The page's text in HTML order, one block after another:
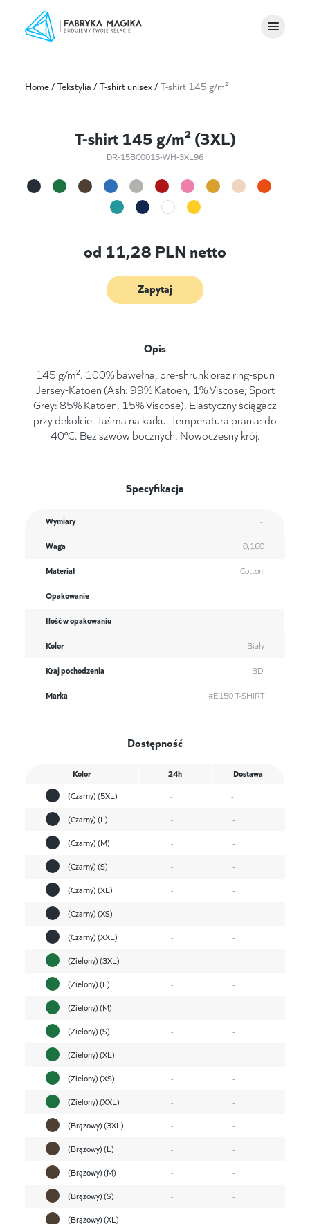
Home/Tekstylia /T-shirt unisex/T-shirt 145 g/m²
T-shirt 145 g/m² (3XL)
DR-15BC0015-WH-3XL96
od 11,28 PLN netto
Zapytaj
Opis
145 g/m². 100% bawełna, pre-shrunk oraz ring-spun
Jersey-Katoen (Ash: 99% Katoen, 1% Viscose; Sport
Grey: 85% Katoen, 15% Viscose). Elastyczny ściągacz
przy dekolcie. Taśma na karku. Temperatura prania: do
40°C. Bez szwów bocznych. Nowoczesny krój.
Specyfikacja
Wymiary -
Waga 0,160
Materiał Cotton
Opakowanie -
Ilość w opakowaniu -
Kolor Biały
Kraj pochodzenia BD
Marka #E150 T-SHIRT
Dostępność
Kolor 24h
Dostawa
(Czarny) (5XL)
-
-
(Czarny) (L)
-
-
(Czarny) (M)
-
-
(Czarny) (S)
-
-
(Czarny) (XL)
-
-
(Czarny) (XS)
-
-
(Czarny) (XXL)
-
-
(Zielony) (3XL)
-
-
(Zielony) (L)
-
-
(Zielony) (M)
-
-
(Zielony) (S)
-
-
(Zielony) (XL)
-
-
(Zielony) (XS)
-
-
(Zielony) (XXL)
-
-
(Brązowy) (3XL)
-
-
(Brązowy) (L)
-
-
(Brązowy) (M)
-
-
(Brązowy) (S)
-
-
(Brązowy) (XL)
-
-